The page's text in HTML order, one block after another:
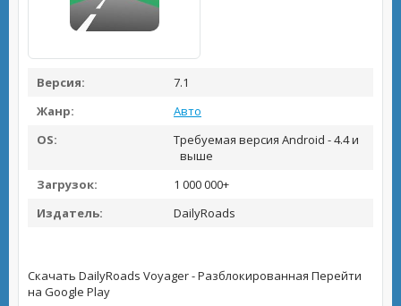
Версия:
7.1
Жанр:
Авто
OS:
Требуемая версия Android - 4.4 и
выше
Загрузок:
1 000 000+
Издатель:
DailyRoads
Скачать DailyRoads Voyager - Разблокированная Перейти
на Google Play